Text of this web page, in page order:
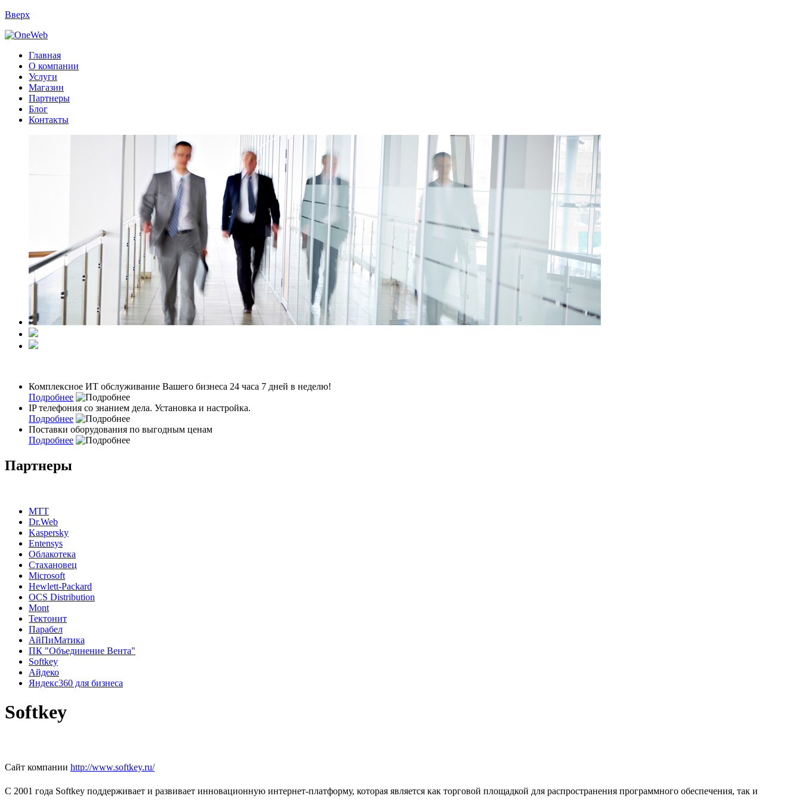
Вверх
Главная
О компании
Услуги
Магазин
Партнеры
Блог
Контакты
Комплексное ИТ обслуживание Вашего бизнеса 24 часа 7 дней в неделю!
Подробнее
IP телефония со знанием дела. Установка и настройка.
Подробнее
Поставки оборудования по выгодным ценам
Подробнее
Партнеры
МТТ
Dr.Web
Kaspersky
Entensys
Облакотека
Стахановец
Microsoft
Hewlett-Packard
OCS Distribution
Mont
Тектонит
Парабел
АйПиМатика
ПК "Объединение Вента"
Softkey
Айдеко
Яндекс360 для бизнеса
Softkey
Сайт компании http://www.softkey.ru/
С 2001 года Softkey поддерживает и развивает инновационную интернет-платформу, которая является как торговой площадкой для распространения программного обеспечения, так и